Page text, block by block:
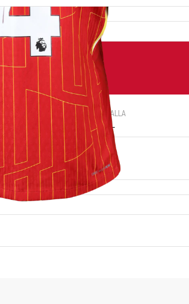
TALLA
XL
NACIMIENTO